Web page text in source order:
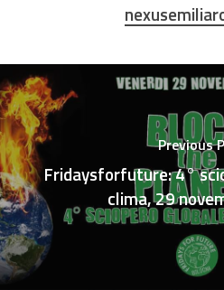
Previous
Fridaysforfuture: 4°
clima, 29